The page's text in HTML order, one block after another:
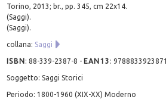
Torino, 2013; br., pp. 345, cm 22x14.
(Saggi).
(Saggi).
collana: Saggi
ISBN:88-339-2387-8 - EAN13 :9788833923871
Soggetto: Saggi Storici
Periodo: 1800-1960 (XIX-XX) Moderno